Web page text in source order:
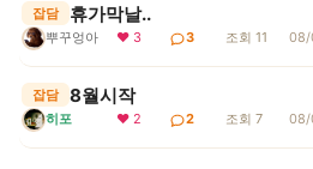
잡담 휴가막날..
뿌꾸엉아 ❤ 3 3 조회 11 08/
잡담 8월시작
히포 ❤ 2 2 조회 7 08/